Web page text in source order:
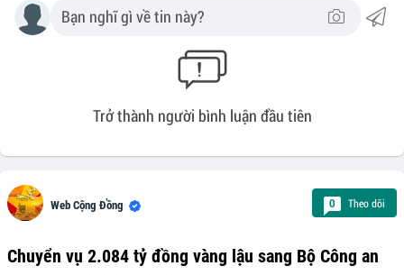
Trở thành người bình luận đầu tiên
Web Cộng Đồng 0 Theo dõi
Chuyển vụ 2.084 tỷ đồng vàng lậu sang Bộ Công an